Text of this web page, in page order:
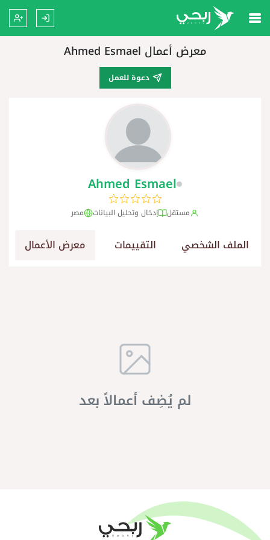
معرض أعمال Ahmed Esmael
دعوة للعمل
Ahmed Esmael
مستقل إدخال وتحليل البيانات مصر
الملف الشخصي التقييمات معرض الأعمال
لم يُضِف أعمالاً بعد